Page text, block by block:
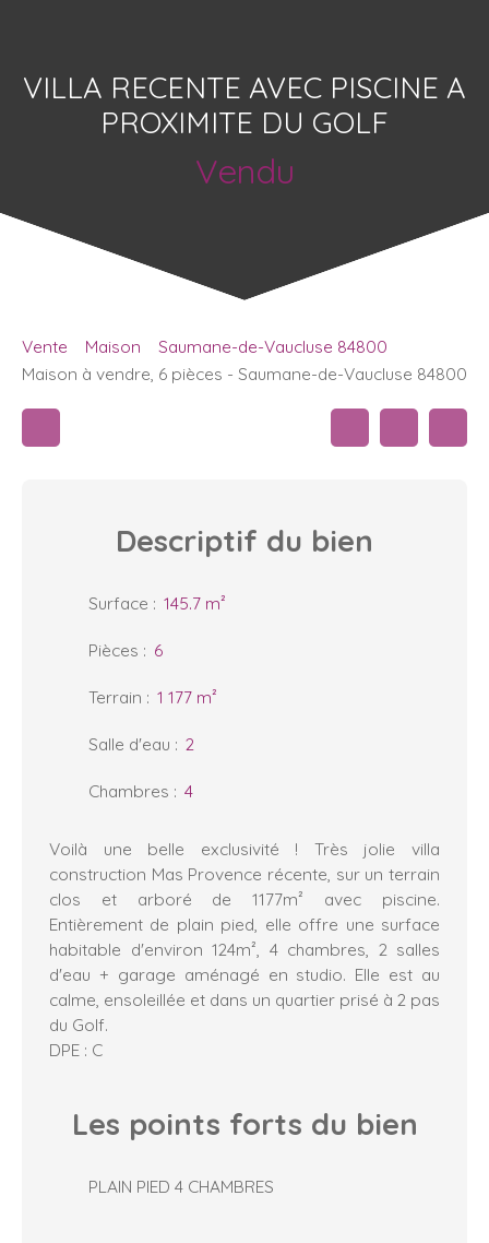
VILLA RECENTE AVEC PISCINE A
PROXIMITE DU GOLF
Vendu
Vente Maison
Saumane-de-Vaucluse 84800
Maison à vendre, 6 pièces - Saumane-de-Vaucluse 84800
Descriptif du bien
Surface : 145.7 m²
Pièces : 6
Terrain : 1 177 m²
Salle d'eau : 2
Chambres : 4
Voilà une belle exclusivité ! Très jolie villa
construction Mas Provence récente, sur un terrain
clos et arboré de 1177m² avec piscine.
Entièrement de plain pied, elle offre une surface
habitable d'environ 124m², 4 chambres, 2 salles
d'eau + garage aménagé en studio. Elle est au
calme, ensoleillée et dans un quartier prisé à 2 pas
du Golf.
DPE : C
Les points forts du bien
PLAIN PIED 4 CHAMBRES